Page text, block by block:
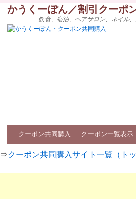
かうくーぽん／割引クーポ
飲食、宿泊、ヘアサロン、ネイル
クーポン共同購入 クーポン一覧表示
⇒クーポン共同購入サイト一覧（トッ